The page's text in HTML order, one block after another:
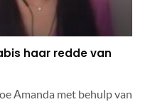
haar redde van
Amanda met behulp van